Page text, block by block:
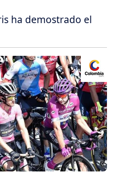
ha demostrado el